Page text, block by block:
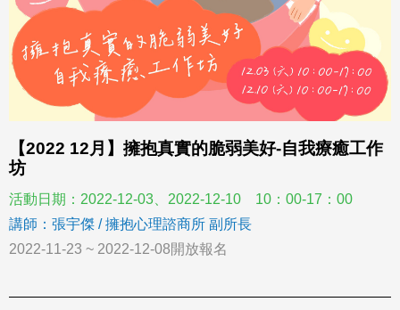
【2022 12月】擁抱真實的脆弱美好-自我療癒工作
坊
活動日期：2022-12-03、2022-12-10 10：00-17：00
講師：張宇傑 / 擁抱心理諮商所 副所長
2022-11-23 ~ 2022-12-08開放報名